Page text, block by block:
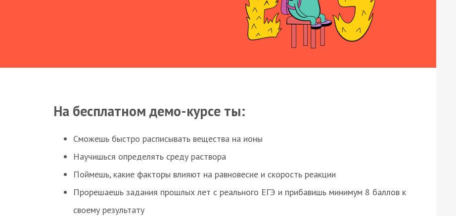
На бесплатном демо-курсе ты:
Сможешь быстро расписывать вещества на ионы
Научишься определять среду раствора
Поймешь, какие факторы влияют на равновесие и скорость реакции
Прорешаешь задания прошлых лет с реального ЕГЭ и прибавишь минимум 8 баллов к
своему результату